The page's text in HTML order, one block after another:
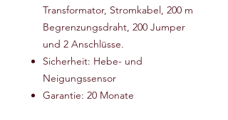
Transformator, Stromkabel, 200 m
Begrenzungsdraht, 200 Jumper
und 2 Anschlüsse.
Sicherheit: Hebe- und
Neigungssensor
Garantie: 20 Monate